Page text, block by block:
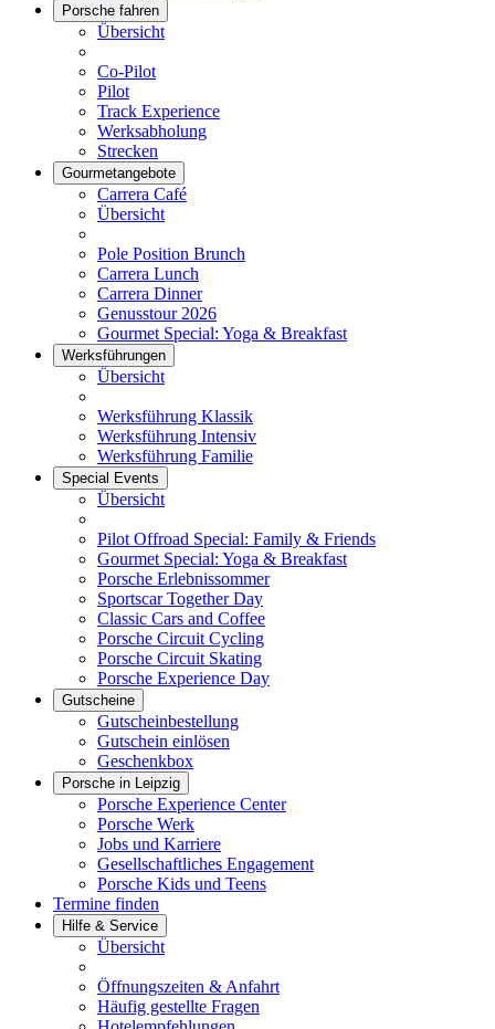
Porsche fahren
Übersicht
Co-Pilot
Pilot
Track Experience
Werksabholung
Strecken
Gourmetangebote
Carrera Café
Übersicht
Pole Position Brunch
Carrera Lunch
Carrera Dinner
Genusstour 2026
Gourmet Special: Yoga & Breakfast
Werksführungen
Übersicht
Werksführung Klassik
Werksführung Intensiv
Werksführung Familie
Special Events
Übersicht
Pilot Offroad Special: Family & Friends
Gourmet Special: Yoga & Breakfast
Porsche Erlebnissommer
Sportscar Together Day
Classic Cars and Coffee
Porsche Circuit Cycling
Porsche Circuit Skating
Porsche Experience Day
Gutscheine
Gutscheinbestellung
Gutschein einlösen
Geschenkbox
Porsche in Leipzig
Porsche Experience Center
Porsche Werk
Jobs und Karriere
Gesellschaftliches Engagement
Porsche Kids und Teens
Termine finden
Hilfe & Service
Übersicht
Öffnungszeiten & Anfahrt
Häufig gestellte Fragen